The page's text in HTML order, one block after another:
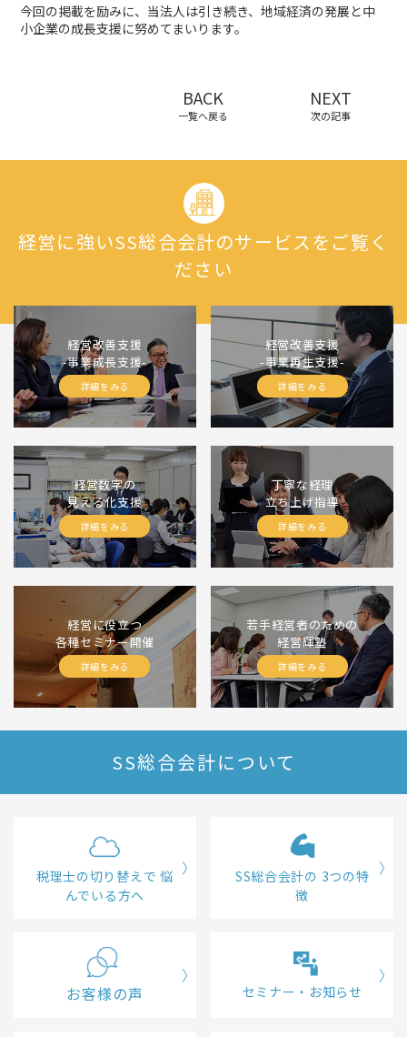
今回の掲載を励みに、当法人は引き続き、地域経済の発展と中
小企業の成長支援に努めてまいります。
BACK
一覧へ戻る
NEXT
次の記事
経営に強いSS総合会計のサービスをご覧く
ださい
経営改善支援
-事業成長支援-
詳細をみる
経営改善支援
-事業再生支援-
詳細をみる
経営数字の
見える化支援
詳細をみる
丁寧な経理
立ち上げ指導
詳細をみる
経営に役立つ
各種セミナー開催
詳細をみる
若手経営者のための
経営輝塾
詳細をみる
SS総合会計について
税理士の切り替えで 悩
んでいる方へ
SS総合会計の 3つの特
徴
お客様の声 セミナー・お知らせ